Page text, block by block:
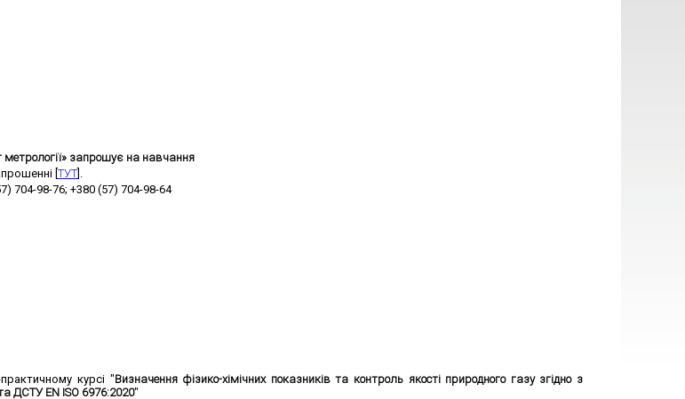
метрології» запрошує на навчання
[ ТУТ ].
704-98-76; +380 (57) 704-98-64
курсі "Визначення фізико-хімічних показників та контроль якості природного газу згідно з
ДСТУ EN ISO 6976:2020"